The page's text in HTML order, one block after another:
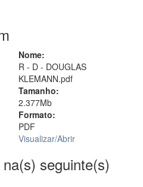
Nome:
R - D - DOUGLAS
KLEMANN.pdf
Tamanho:
2.377Mb
Formato:
PDF
Visualizar/Abrir
seguinte(s)